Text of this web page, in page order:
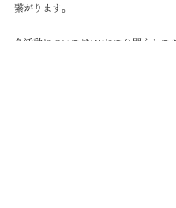
繋がります。
各活動についてはHPにて公開をして